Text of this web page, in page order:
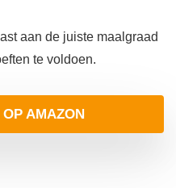
aan de juiste maalgraad
te voldoen.
AMAZON